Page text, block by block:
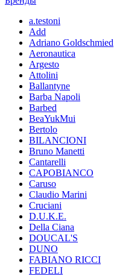
a.testoni
Add
Adriano Goldschmied
Aeronautica
Argesto
Attolini
Ballantyne
Barba Napoli
Barbed
BeaYukMui
Bertolo
BILANCIONI
Bruno Manetti
Cantarelli
CAPOBIANCO
Caruso
Claudio Marini
Cruciani
D.U.K.E.
Della Ciana
DOUCAL'S
DUNO
FABIANO RICCI
FEDELI